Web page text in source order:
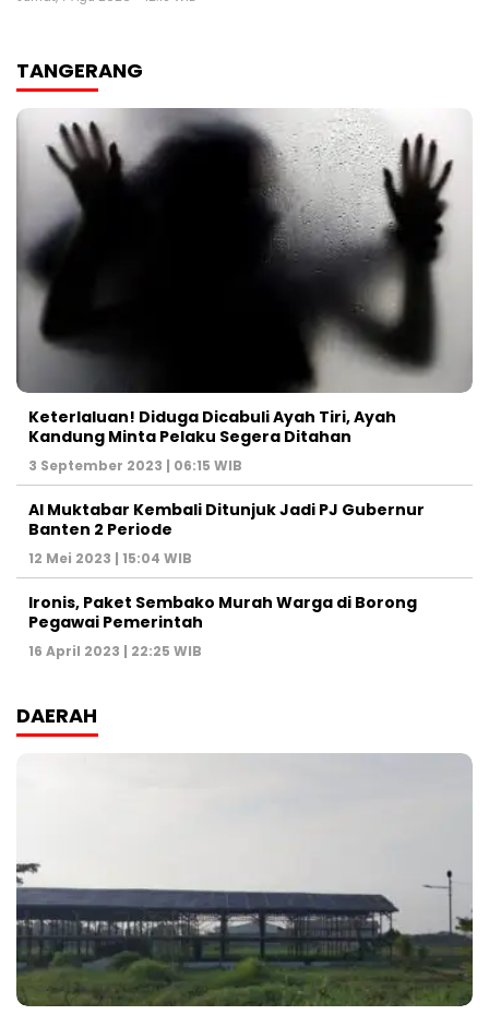
TANGERANG
Keterlaluan! Diduga Dicabuli Ayah Tiri, Ayah
Kandung Minta Pelaku Segera Ditahan
3 September 2023 | 06:15 WIB
Al Muktabar Kembali Ditunjuk Jadi PJ Gubernur
Banten 2 Periode
12 Mei 2023 | 15:04 WIB
Ironis, Paket Sembako Murah Warga di Borong
Pegawai Pemerintah
16 April 2023 | 22:25 WIB
DAERAH